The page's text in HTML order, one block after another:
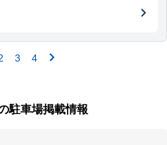
3 4
駐車場掲載情報